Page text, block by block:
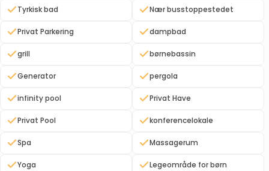
Tyrkisk bad Nær busstoppestedet
Privat Parkering dampbad
grill børnebassin
Generator pergola
infinity pool Privat Have
Privat Pool konferencelokale
Spa Massagerum
Yoga Legeområde for børn